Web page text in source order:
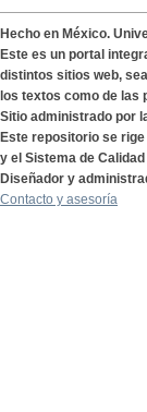
Hecho en México.
Este es un portal
distintos sitios web,
los textos como de
Sitio administrado por
Este repositorio se
y el Sistema de
Diseñador y
Contacto y asesoría